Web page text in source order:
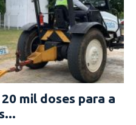
mil doses para a